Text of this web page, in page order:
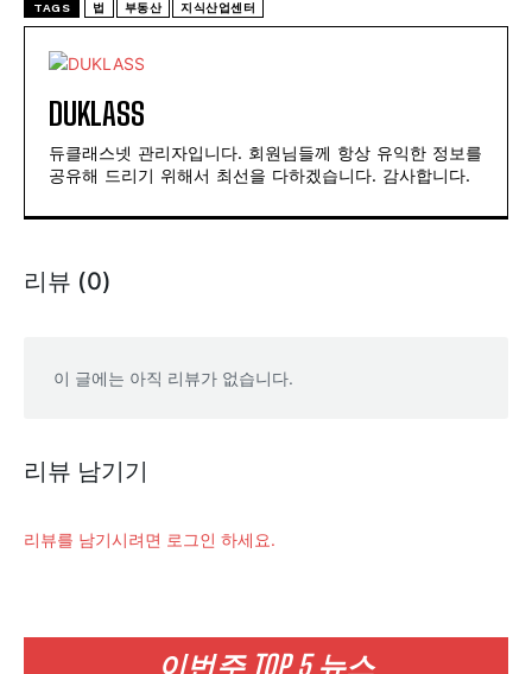
이번주 TOP 5 뉴스
TAGS 법 부동산 지식산업센터
DUKLASS
듀클래스넷 관리자입니다. 회원님들께 항상 유익한 정보를
공유해 드리기 위해서 최선을 다하겠습니다. 감사합니다.
리뷰 (0)
이 글에는 아직 리뷰가 없습니다.
리뷰 남기기
리뷰를 남기시려면 로그인 하세요.